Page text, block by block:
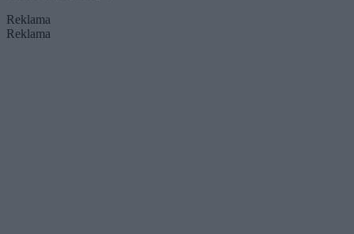
Reklama
Reklama